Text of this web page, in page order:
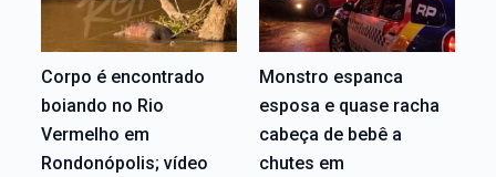
Corpo é encontrado
boiando no Rio
Vermelho em
Rondonópolis; vídeo
Monstro espanca
esposa e quase racha
cabeça de bebê a
chutes em